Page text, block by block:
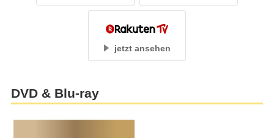
jetzt ansehen
DVD & Blu-ray